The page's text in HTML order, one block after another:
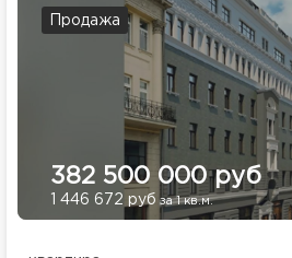
Продажа
382 500 000 руб
1 446 672 руб за 1 кв.м.